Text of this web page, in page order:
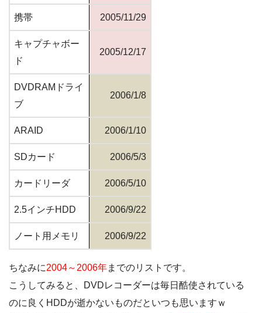
携帯 2005/11/29
キャプチャボー
ド
2005/12/17
DVDRAMドライ
ブ
2006/1/8
ARAID 2006/1/10
SDカード 2006/5/3
カードリーダ 2006/5/10
2.5インチHDD 2006/9/22
ノート用メモリ 2006/9/22
ちなみに2004～2006年までのリストです。
こうしてみると、DVDレコーダーは毎日酷使されている
のに良くHDDが逝かないものだといつも思いますｗ